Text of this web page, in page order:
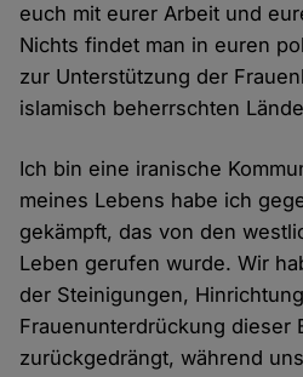
euch mit eurer Arbeit und
Nichts findet man in euren
zur Unterstützung der
islamisch beherrschten
Ich bin eine iranische
meines Lebens habe ich
gekämpft, das von den
Leben gerufen wurde. Wir
der Steinigungen,
Frauenunterdrückung dieser
zurückgedrängt, während